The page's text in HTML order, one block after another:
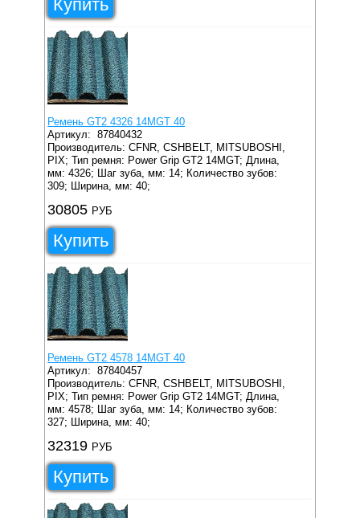
Купить
Ремень GT2 4326 14MGT 40
Артикул:87840432
Производитель: CFNR, CSHBELT, MITSUBOSHI,
PIX; Тип ремня: Power Grip GT2 14MGT; Длина,
мм: 4326; Шаг зуба, мм: 14; Количество зубов:
309; Ширина, мм: 40;
30805 РУБ
Купить
Ремень GT2 4578 14MGT 40
Артикул:87840457
Производитель: CFNR, CSHBELT, MITSUBOSHI,
PIX; Тип ремня: Power Grip GT2 14MGT; Длина,
мм: 4578; Шаг зуба, мм: 14; Количество зубов:
327; Ширина, мм: 40;
32319 РУБ
Купить